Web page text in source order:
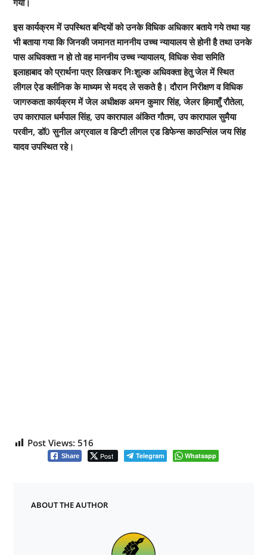
इस कार्यक्रम में उपस्थित बन्दियों को उनके विधिक अधिकार बताये गये तथा यह
भी बताया गया कि जिनकी जमानत माननीय उच्च न्यायालय से होनी है तथा उनके
पास अधिवक्ता न हो तो वह माननीय उच्च न्यायालय, विधिक सेवा समिति
इलाहाबाद को प्रार्थना पत्र लिखकर निःशुल्क अधिवक्ता हेतु जेल में स्थित
लीगल ऐड क्लीनिक के माध्यम से मदद ले सकते है। दौरान निरीक्षण व विधिक
जागरुकता कार्यक्रम में जेल अधीक्षक अमन कुमार सिंह, जेलर हिमाशुँ रौतेला,
उप कारापाल धर्मपाल सिंह, उप कारापाल अंकित गौतम, उप कारापाल सुमैया
परवीन, डॉ0 सुनील अग्रवाल व डिप्टी लीगल एड डिफेन्स काउन्सिंल जय सिंह
यादव उपस्थित रहे।
Post Views: 516
Share Post Telegram Whatsapp
ABOUT THE AUTHOR